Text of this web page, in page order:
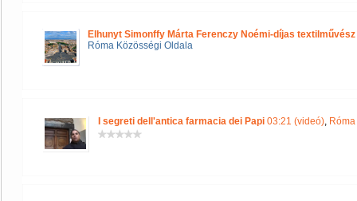
Elhunyt Simonffy Márta Ferenczy Noémi-díjas textilművész
Róma Közösségi Oldala
I segreti dell'antica farmacia dei Papi 03:21 (videó),